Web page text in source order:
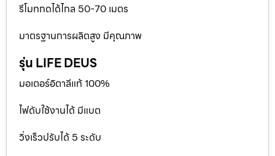
รีโมทกดได้ไกล 50-70 เมตร
มาตรฐานการผลิตสูง มีคุณภาพ
รุ่น LIFE DEUS
มอเตอร์อิตาลีแท้ 100%
ไฟดับใช้งานได้ มีแบต
วิ่งเร็วปรับได้ 5 ระดับ